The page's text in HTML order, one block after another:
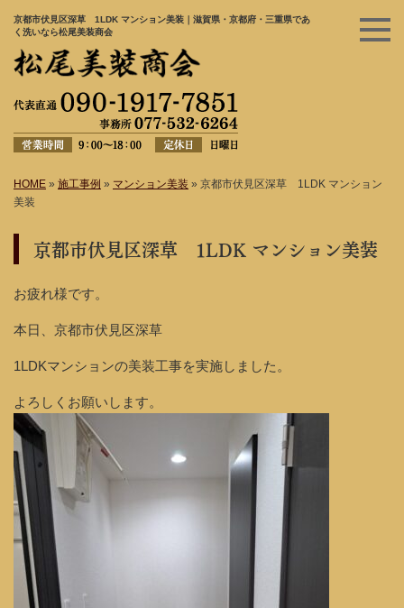
京都市伏見区深草 1LDK マンション美装｜滋賀県・京都府・三重県であ
く洗いなら松尾美装商会
HOME » 施工事例 » マンション美装 » 京都市伏見区深草 1LDK マンション
美装
京都市伏見区深草 1LDK マンション美装
お疲れ様です。
本日、京都市伏見区深草
1LDKマンションの美装工事を実施しました。
よろしくお願いします。